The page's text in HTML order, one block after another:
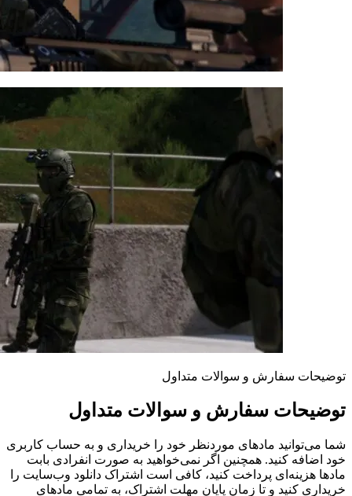
توضیحات سفارش و سوالات متداول
توضیحات سفارش و سوالات متداول
شما می‌توانید مادهای موردنظر خود را خریداری و به حساب کاربری
خود اضافه کنید. همچنین اگر نمی‌خواهید به صورت انفرادی بابت
مادها هزینه‌ای پرداخت کنید، کافی است اشتراک دانلود وب‌سایت را
خریداری کنید و تا زمان پایان مهلت اشتراک، به تمامی مادهای